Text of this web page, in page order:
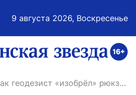
9 августа 2026, Воскресенье
ссылка на главную
Как геодезист «изобрёл» рюкзак, и что из этого получилось